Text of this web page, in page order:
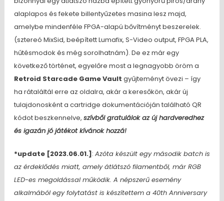
alaplapos és fekete billentyűzetes masina lesz majd,
amelybe mindenféle FPGA-alapú bővítményt beszerelek.
(sztereó MixSid, beépített Lumafix, S-Video output, FPGA PLA,
hűtésmodok és még sorolhatnám). De ez már egy
következő történet, egyelőre most a legnagyobb öröm a
Retroid Starcade Game Vault gyűjteményt övezi – így
ha rátaláltál erre az oldalra, akár a keresőkön, akár új
tulajdonosként a cartridge dokumentációján található QR
kódot beszkennelve, szívből gratulálok az új hardveredhez
és igazán jó játékot kívánok hozzá!
*update [2023.06.01.] : Azóta készült egy második batch is
az érdeklődés miatt, amely átlátszó filamentből, már RGB
LED-es megoldással működik. A népszerű esemény
alkalmából egy folytatást is készítettem a 40th Anniversary